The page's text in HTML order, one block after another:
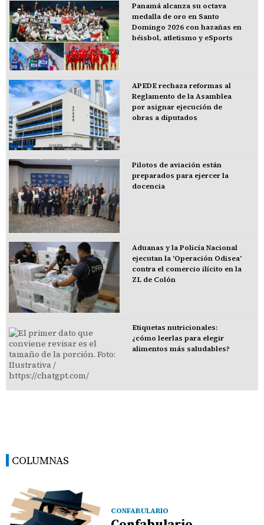
Panamá alcanza su octava
medalla de oro en Santo
Domingo 2026 con hazañas en
béisbol, atletismo y eSports
APEDE rechaza reformas al
Reglamento de la Asamblea
por asignar ejecución de
obras a diputados
Pilotos de aviación están
preparados para ejercer la
docencia
Aduanas y la Policía Nacional
ejecutan la 'Operación Odisea'
contra el comercio ilícito en la
ZL de Colón
Etiquetas nutricionales:
¿cómo leerlas para elegir
alimentos más saludables?
COLUMNAS
CONFABULARIO